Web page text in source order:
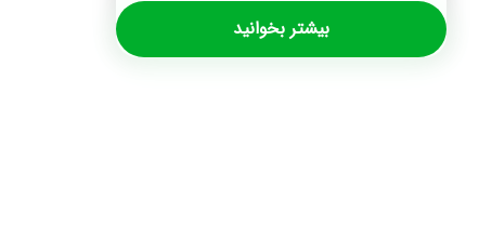
بیشتر بخوانید